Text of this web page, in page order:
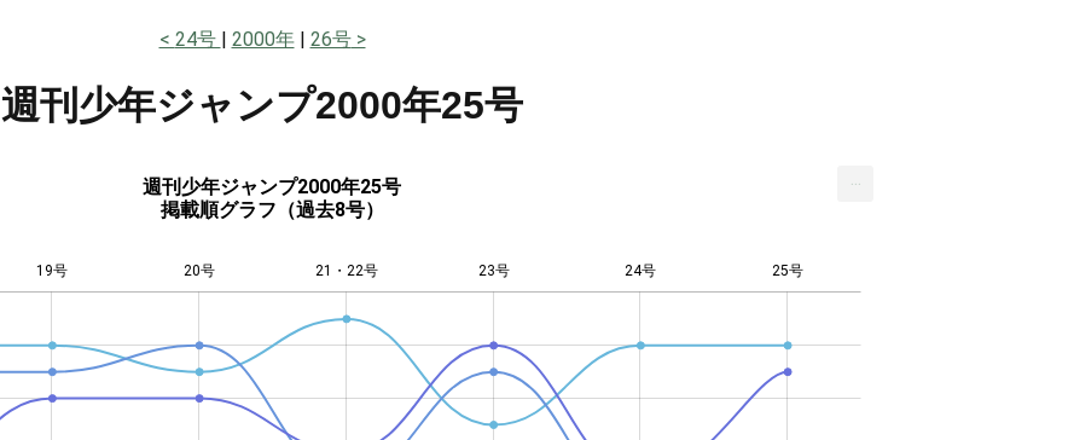
24号 2000年 26号
週刊少年ジャンプ2000年25号
週刊少年ジャンプ2000年25号
掲載順グラフ（過去8号）
19号 20号 21・22号 23号 24号 25号